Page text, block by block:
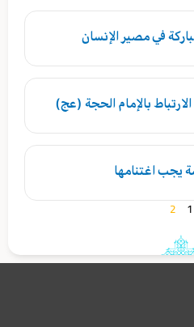
في مصير الإنسان
بالإمام الحجة (عج)
يجب اغتنامها
1
2